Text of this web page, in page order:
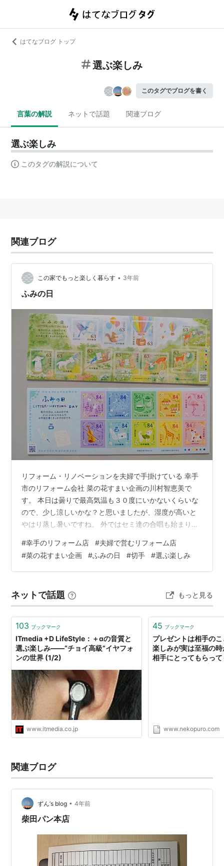
はてなブログ トップ
選ぶ楽しみ
このタグでブログを書く
言葉の解説 ネットで話題 関連ブログ
選ぶ楽しみ
このタグの解説について
関連ブログ
この家でもっと楽しく暮らす • 3年前
ふみの日
リフォーム・リノベーションを夫婦で手掛けている 幸手
市のリフォーム会社 菜の花すまい企画の川村智恵美で
す。 本日は曇りで最高気温も３０度にいかないくらいな
ので、少し涼しいかな？と思いましたが、湿度が高いと
やはり蒸し暑いですね。 外ではセミ達の合唱も始まり、
す。 ↑ 駐車場でセミの抜け殻を発見！ さて、工事や打合
せの合間にこちらも作成を進めています。 お仕事をお世
話になったお客様に２か月に１度お送りしている「菜の
ち。 そちらに貼る切手を選ぶのも楽しみの一つなのです
が、 今回の切手はこちらの「ふみ…
#幸手のリフォーム店 #夫婦で営むリフォーム店
#菜の花すまい企画 #ふみの日 #切手 #選ぶ楽しみ
ネットで話題 もっと見る
103 ブックマーク
ITmedia +D LifeStyle：＋αの音質と
選ぶ楽しみ――“チョイ高級”イヤフォ
ンの世界 (1/2)
www.itmedia.co.jp
45 ブックマーク
プレゼントは相手の
楽しみが実は至福の
相手にとってもらっ
www.nekopuro.com
関連ブログ
ずん’s blog • 4年前
柴田パン本店